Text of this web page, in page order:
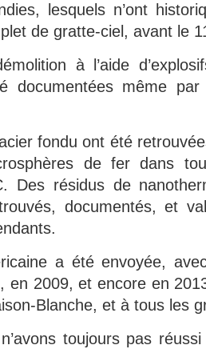
lesquels n’ont
de gratte-ciel, avant le
à l’aide
documentées même
fondu ont été
de fer dans
Des résidus de
documentés, et
a été envoyée,
en 2009, et encore en
Blanche, et à tous les
toujours pas